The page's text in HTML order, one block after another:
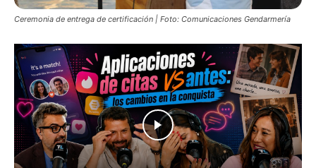
Ceremonia de entrega de certificación | Foto: Comunicaciones Gendarmería